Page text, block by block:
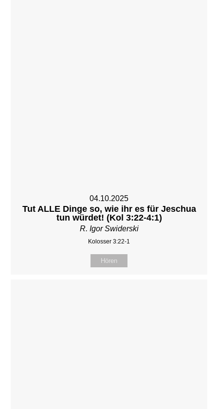
04.10.2025
Tut ALLE Dinge so, wie ihr es für Jeschua
tun würdet! (Kol 3:22-4:1)
R. Igor Swiderski
Kolosser 3:22-1
Hören